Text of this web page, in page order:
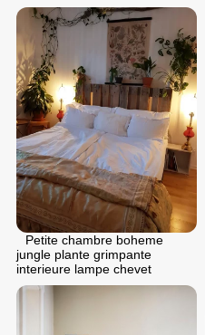
Petite chambre boheme
jungle plante grimpante
interieure lampe chevet